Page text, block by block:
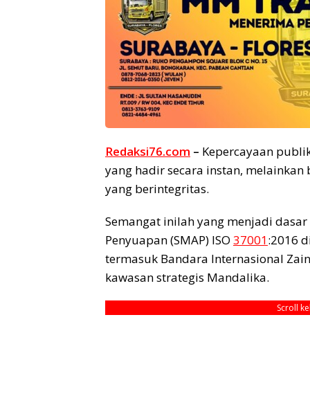
Redaksi76.com – Kepercayaan
yang hadir secara instan,
yang berintegritas.
Semangat inilah yang menjadi
Penyuapan (SMAP) ISO 37001:2016
termasuk Bandara Internasional
kawasan strategis Mandalika.
Scroll